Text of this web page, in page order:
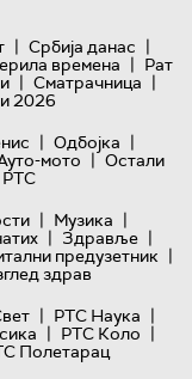
| Србија данас |
времена | Рат
| Сматрачница |
2026
| Одбојка |
мото | Остали
РТС
| Музика |
| Здравље |
предузетник |
здрав
| РТС Наука |
| РТС Коло |
Полетарац